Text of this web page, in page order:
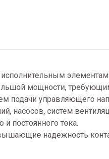
мощности,
подачи управляющего
насосов, систем
постоянного тока.
надежность